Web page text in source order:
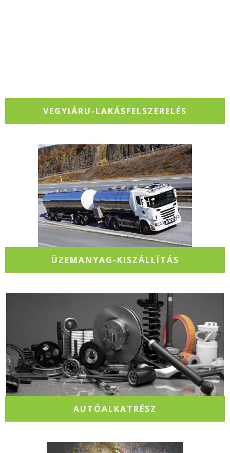
VEGYIÁRU-LAKÁSFELSZERELÉS
ÜZEMANYAG-KISZÁLLÍTÁS
AUTÓALKATRÉSZ